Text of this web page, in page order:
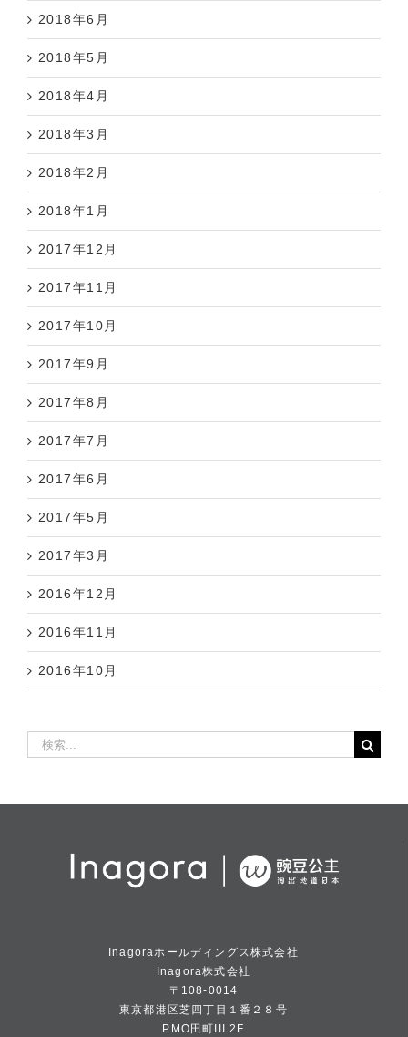
2018年6月
2018年5月
2018年4月
2018年3月
2018年2月
2018年1月
2017年12月
2017年11月
2017年10月
2017年9月
2017年8月
2017年7月
2017年6月
2017年5月
2017年3月
2016年12月
2016年11月
2016年10月
検
Inagoraホールディングス株式会社
Inagora株式会社
〒108-0014
東京都港区芝四丁目１番２８号
PMO田町III 2F